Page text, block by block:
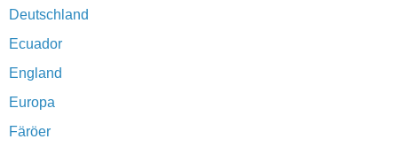
Deutschland
Ecuador
England
Europa
Färöer